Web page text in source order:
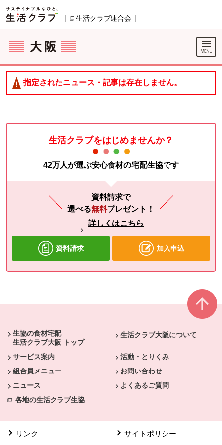
ページの先頭です。
生活クラブ連合会
ここからサイト内共通メニューです。
サイト内共通メニューをスキップする
サイト内共通メニューここまで。
指定されたニュース・記事は存在しません。
生活クラブをはじめませんか？
42万人が選ぶ安心食材の宅配生協です
資料請求で
選べる無料プレゼント！
詳しくはこちら
資料請求 加入申込
生協の食材宅配
生活クラブ大阪 トップ
生活クラブ大阪について
サービス案内
活動・とりくみ
組合員メニュー
お問い合わせ
ニュース
よくあるご質問
各地の生活クラブ生協
リンク サイトポリシー